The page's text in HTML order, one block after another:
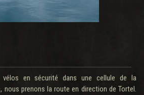
en sécurité dans une cellule de la
nous prenons la route en direction de Tortel.